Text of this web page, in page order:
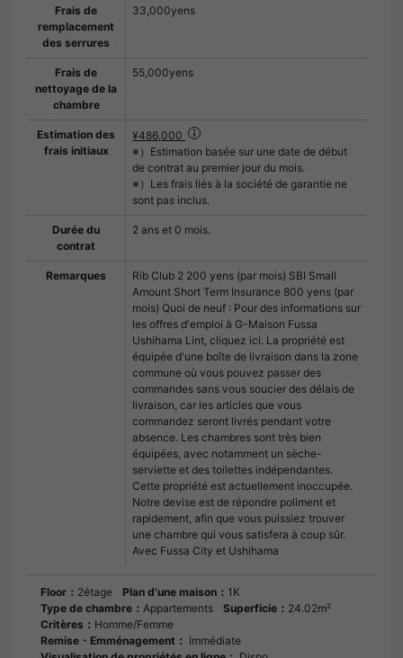
Frais de
remplacement
des serrures
33,000yens
Frais de
nettoyage de la
chambre
55,000yens
Estimation des
frais initiaux
¥486,000
※）Estimation basée sur une date de début
de contrat au premier jour du mois.
※）Les frais liés à la société de garantie ne
sont pas inclus.
Durée du
contrat
2 ans et 0 mois.
Remarques
Rib Club 2 200 yens (par mois) SBI Small
Amount Short Term Insurance 800 yens (par
mois) Quoi de neuf : Pour des informations sur
les offres d'emploi à G-Maison Fussa
Ushihama Lint, cliquez ici. La propriété est
équipée d'une boîte de livraison dans la zone
commune où vous pouvez passer des
commandes sans vous soucier des délais de
livraison, car les articles que vous
commandez seront livrés pendant votre
absence. Les chambres sont très bien
équipées, avec notamment un sèche-
serviette et des toilettes indépendantes.
Cette propriété est actuellement inoccupée.
Notre devise est de répondre poliment et
rapidement, afin que vous puissiez trouver
une chambre qui vous satisfera à coup sûr.
Avec Fussa City et Ushihama
Floor： 2étage Plan d'une maison： 1K
Type de chambre： Appartements Superficie： 24.02m²
Critères： Homme/Femme
Remise・Emménagement： Immédiate